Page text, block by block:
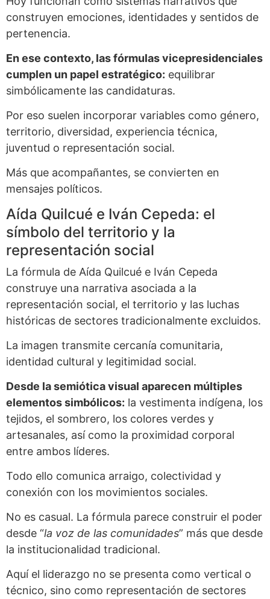
construyen emociones, identidades y sentidos de
pertenencia.
En ese contexto, las fórmulas vicepresidenciales
cumplen un papel estratégico: equilibrar
simbólicamente las candidaturas.
Por eso suelen incorporar variables como género,
territorio, diversidad, experiencia técnica,
juventud o representación social.
Más que acompañantes, se convierten en
mensajes políticos.
Aída Quilcué e Iván Cepeda: el
símbolo del territorio y la
representación social
La fórmula de Aída Quilcué e Iván Cepeda
construye una narrativa asociada a la
representación social, el territorio y las luchas
históricas de sectores tradicionalmente excluidos.
La imagen transmite cercanía comunitaria,
identidad cultural y legitimidad social.
Desde la semiótica visual aparecen múltiples
elementos simbólicos: la vestimenta indígena, los
tejidos, el sombrero, los colores verdes y
artesanales, así como la proximidad corporal
entre ambos líderes.
Todo ello comunica arraigo, colectividad y
conexión con los movimientos sociales.
No es casual. La fórmula parece construir el poder
desde “la voz de las comunidades” más que desde
la institucionalidad tradicional.
Aquí el liderazgo no se presenta como vertical o
técnico, sino como representación de sectores